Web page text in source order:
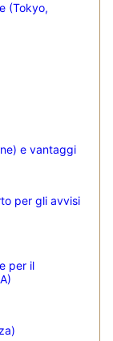
(Tokyo,
e vantaggi
per gli avvisi
per il